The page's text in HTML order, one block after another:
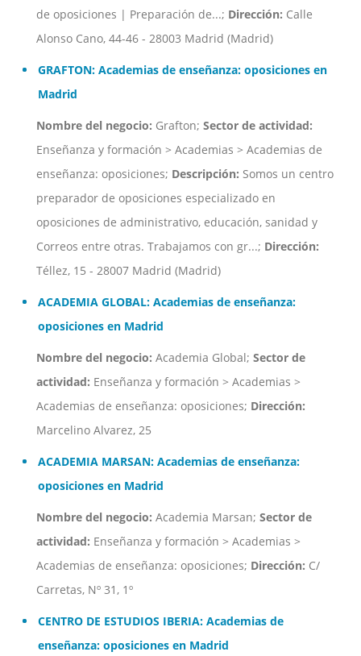
de oposiciones | Preparación de...; Dirección: Calle
Alonso Cano, 44-46 - 28003 Madrid (Madrid)
GRAFTON: Academias de enseñanza: oposiciones en
Madrid
Nombre del negocio: Grafton; Sector de actividad:
Enseñanza y formación > Academias > Academias de
enseñanza: oposiciones; Descripción: Somos un centro
preparador de oposiciones especializado en
oposiciones de administrativo, educación, sanidad y
Correos entre otras. Trabajamos con gr...; Dirección:
Téllez, 15 - 28007 Madrid (Madrid)
ACADEMIA GLOBAL: Academias de enseñanza:
oposiciones en Madrid
Nombre del negocio: Academia Global; Sector de
actividad: Enseñanza y formación > Academias >
Academias de enseñanza: oposiciones; Dirección:
Marcelino Alvarez, 25
ACADEMIA MARSAN: Academias de enseñanza:
oposiciones en Madrid
Nombre del negocio: Academia Marsan; Sector de
actividad: Enseñanza y formación > Academias >
Academias de enseñanza: oposiciones; Dirección: C/
Carretas, Nº 31, 1º
CENTRO DE ESTUDIOS IBERIA: Academias de
enseñanza: oposiciones en Madrid